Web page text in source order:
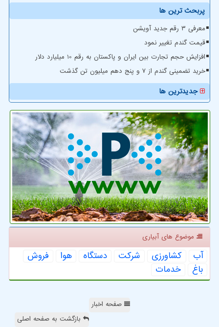
پربحث ترین ها
معرفی ۳ رقم جدید آویشن
قیمت گندم تغییر نمود
افزایش حجم تجارت بین ایران و پاکستان به رقم 10 میلیارد دلار
خرید تضمینی گندم از ۷ و پنج دهم میلیون تن گذشت
جدیدترین ها
موضوع های آبیاری
آب كشاورزی شركت دستگاه هوا
فروش
باغ
خدمات
صفحه اخبار
بازگشت به صفحه اصلی